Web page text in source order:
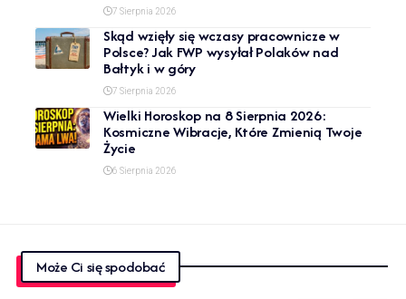
7 Sierpnia 2026
Skąd wzięły się wczasy pracownicze w
Polsce? Jak FWP wysyłał Polaków nad
Bałtyk i w góry
7 Sierpnia 2026
Wielki Horoskop na 8 Sierpnia 2026:
Kosmiczne Wibracje, Które Zmienią Twoje
Życie
6 Sierpnia 2026
Może Ci się spodobać